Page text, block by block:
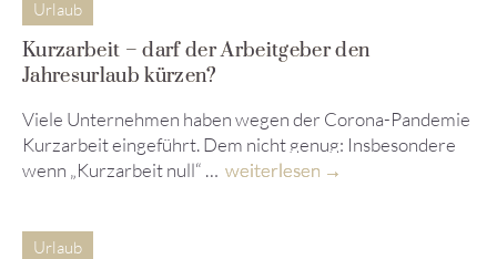
Urlaub
Kurzarbeit – darf der Arbeitgeber den
Jahresurlaub kürzen?
Viele Unternehmen haben wegen der Corona-Pandemie
Kurzarbeit eingeführt. Dem nicht genug: Insbesondere
wenn „Kurzarbeit null“ … weiterlesen
Urlaub